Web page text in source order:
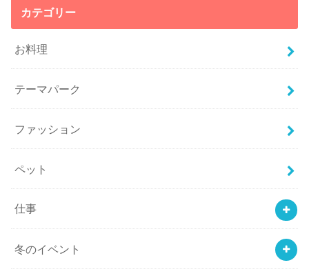
カテゴリー
お料理
テーマパーク
ファッション
ペット
仕事
冬のイベント